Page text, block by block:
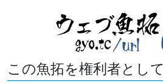
この魚拓を権利者とし